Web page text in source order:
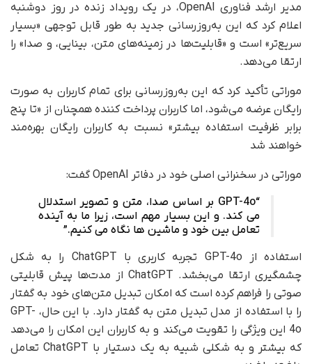
مدیر ارشد فناوری OpenAI، در یک رویداد زنده در روز دوشنبه
اعلام کرد که این به‌روزرسانی جدید به طور قابل توجهی «بسیار
سریع‌تر» است و «قابلیت‌ها در زمینه‌های متن، بینایی، و صدا» را
ارتقا می‌دهد.
موراتی تأکید کرد که این به‌روزرسانی برای تمام کاربران به صورت
رایگان عرضه می‌شود، اما کاربران پرداخت کننده همچنان از «تا پنج
برابر ظرفیت استفاده بیشتر» نسبت به کاربران رایگان بهره‌مند
خواهند شد
موراتی در سخنرانی اصلی خود در دفاتر OpenAI گفت:
“GPT-4o بر اساس صدا، متن و تصویر استدلال
می کند. و این بسیار مهم است، زیرا ما به آینده
تعامل بین خود و ماشین ها نگاه می کنیم.”
استفاده از GPT-4o تجربه کاربری با ChatGPT را به شکل
چشمگیری ارتقا می‌بخشد. ChatGPT از مدت‌ها پیش قابلیتی
صوتی را فراهم کرده است که امکان تبدیل متن‌های خود به گفتار
را با استفاده از مدل تبدیل متن به گفتار دارد. با این حال، GPT-
4o این ویژگی را تقویت می‌کند و به کاربران این امکان را می‌دهد
که بیشتر و به شکلی شبیه به یک دستیار با ChatGPT تعامل